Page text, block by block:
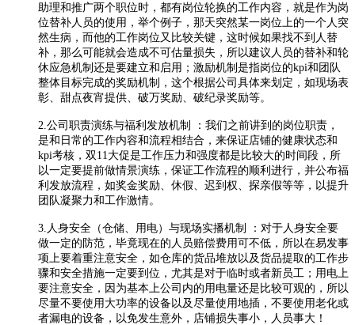
助理和推广两个职位时，都有岗位轮换的工作内容，就是作为岗
位替补人员的使用，举个例子，那天突然某一岗位上的一个人突
然生病，而他的工作岗位又比较关键，这时候如果找不到人替
补，那么可能就会造成不可估量损失，所以建议人员的替补和轮
休应急机制还是要建立和启用；激励机制是指岗位的kpi和团队
整体目标完成的奖励机制，这个根据公司具体来划定，如现场表
彰、甜点夜宵提供、破万奖励、破纪录奖励等。
2.公司职责演练与福利发放机制 ：我们之前讲到的岗位职责，
是和日常的工作内容和流程相结合，来保证店铺的健康状态和
kpi考核，双11大促是工作压力和强度都是比较大的时间段，所
以一定要提前做情景演练，保证工作流程的顺利进行，并公布福
利发放流程，如奖金奖励、休假、迟到权、探亲假等等，以提升
团队凝聚力和工作激情。
3.人身安全（仓储、用电）与现场实播机制 ：对于人身安全要
做一定的防范，毕竟现在的人员赔偿费用可不低，所以在易发事
项上要着重注意安全，如仓库的货品堆放以及货品提取的工作步
骤和安全措施一定要到位，尤其是对于临时或者新员工；用电上
要注意安全，因为基本上公司内的用电量还是比较可观的，所以
尽量不要使用大功率的设备以及尽量使用地插，不要使用老化或
者漏电的设备，以免发生意外，店铺损失事小，人员事大！